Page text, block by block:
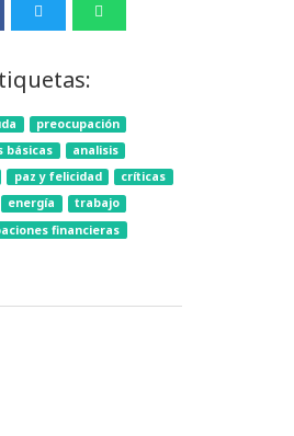
preocupación
básicas
analisis
paz y felicidad
críticas
energía
trabajo
financieras